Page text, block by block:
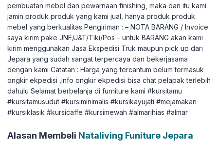
pembuatan mebel dan pewarnaan finishing, maka dari itu kami
jamin produk produk yang kami jual, hanya produk produk
mebel yang berkualitas Pengiriman : – NOTA BARANG / Invoice
saya kirim pake JNE/J&T/Tiki/Pos – untuk BARANG akan kami
kirim menggunakan Jasa Ekspedisi Truk maupun pick up dari
Jepara yang sudah sangat terpercaya dan bekerjasama
dengan kami Catatan : Harga yang tercantum belum termasuk
ongkir ekpedisi ,info ongkir ekpedisi bisa chat pelapak terlebih
dahulu Selamat berbelanja di furniture kami #kursitamu
#kursitamusudut #kursiminimalis #kursikayujati #mejamakan
#kursiklasik #kursicaffe #kursimewah #almarihias #almar
Alasan Membeli Nataliving Funiture Jepara